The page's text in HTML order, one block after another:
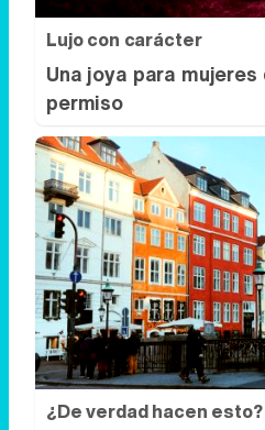
Lujo con carácter
Una joya para mujeres
permiso
¿De verdad hacen esto?